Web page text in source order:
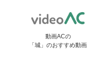
動画ACの
「城」のおすすめ動画